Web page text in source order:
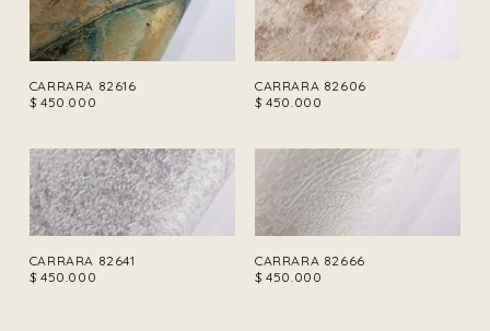
CARRARA 82616
$450.000
CARRARA 82606
$450.000
CARRARA 82641
$450.000
CARRARA 82666
$450.000